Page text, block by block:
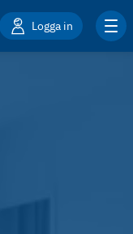
Logga in